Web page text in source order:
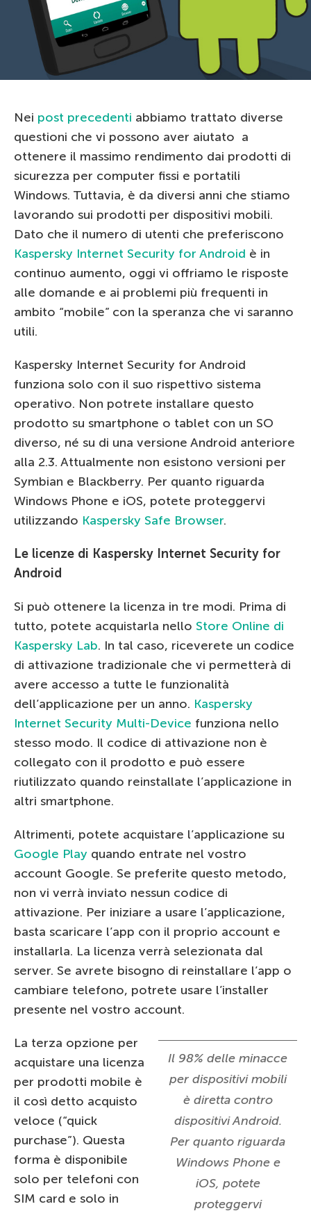
Nei post precedenti abbiamo trattato diverse
questioni che vi possono aver aiutato a
ottenere il massimo rendimento dai prodotti di
sicurezza per computer fissi e portatili
Windows. Tuttavia, è da diversi anni che stiamo
lavorando sui prodotti per dispositivi mobili.
Dato che il numero di utenti che preferiscono
Kaspersky Internet Security for Android è in
continuo aumento, oggi vi offriamo le risposte
alle domande e ai problemi più frequenti in
ambito “mobile” con la speranza che vi saranno
utili.
Kaspersky Internet Security for Android
funziona solo con il suo rispettivo sistema
operativo. Non potrete installare questo
prodotto su smartphone o tablet con un SO
diverso, né su di una versione Android anteriore
alla 2.3. Attualmente non esistono versioni per
Symbian e Blackberry. Per quanto riguarda
Windows Phone e iOS, potete proteggervi
utilizzando Kaspersky Safe Browser.
Le licenze di Kaspersky Internet Security for
Android
Si può ottenere la licenza in tre modi. Prima di
tutto, potete acquistarla nello Store Online di
Kaspersky Lab. In tal caso, riceverete un codice
di attivazione tradizionale che vi permetterà di
avere accesso a tutte le funzionalità
dell’applicazione per un anno. Kaspersky
Internet Security Multi-Device funziona nello
stesso modo. Il codice di attivazione non è
collegato con il prodotto e può essere
riutilizzato quando reinstallate l’applicazione in
altri smartphone.
Altrimenti, potete acquistare l’applicazione su
Google Play quando entrate nel vostro
account Google. Se preferite questo metodo,
non vi verrà inviato nessun codice di
attivazione. Per iniziare a usare l’applicazione,
basta scaricare l’app con il proprio account e
installarla. La licenza verrà selezionata dal
server. Se avrete bisogno di reinstallare l’app o
cambiare telefono, potrete usare l’installer
presente nel vostro account.
Il 98% delle minacce
per dispositivi mobili
è diretta contro
dispositivi Android.
Per quanto riguarda
Windows Phone e
iOS, potete
proteggervi
La terza opzione per
acquistare una licenza
per prodotti mobile è
il così detto acquisto
veloce (“quick
purchase”). Questa
forma è disponibile
solo per telefoni con
SIM card e solo in